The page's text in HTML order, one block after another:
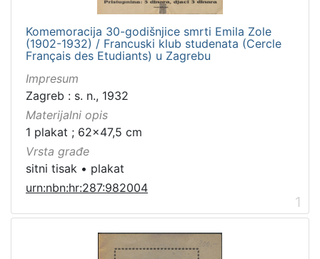
Komemoracija 30-godišnjice smrti Emila Zole
(1902-1932) / Francuski klub studenata (Cercle
Français des Etudiants) u Zagrebu
Impresum
Zagreb : s. n., 1932
Materijalni opis
1 plakat ; 62x47,5 cm
Vrsta građe
sitni tisak • plakat
urn:nbn:hr:287:982004
1